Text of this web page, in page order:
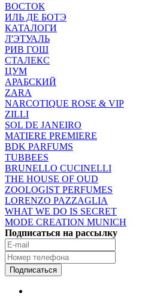
ВОСТОК
ИЛЬ ДЕ БОТЭ
КАТАЛОГИ
Л'ЭТУАЛЬ
РИВ ГОШ
СТАЛЕКС
ЦУМ
АРАБСКИЙ
ZARA
NARCOTIQUE ROSE & VIP
ZILLI
SOL DE JANEIRO
MATIERE PREMIERE
BDK PARFUMS
TUBBEES
BRUNELLO CUCINELLI
THE HOUSE OF OUD
ZOOLOGIST PERFUMES
LORENZO PAZZAGLIA
WHAT WE DO IS SECRET
MODE CREATION MUNICH
Подписаться на рассылку